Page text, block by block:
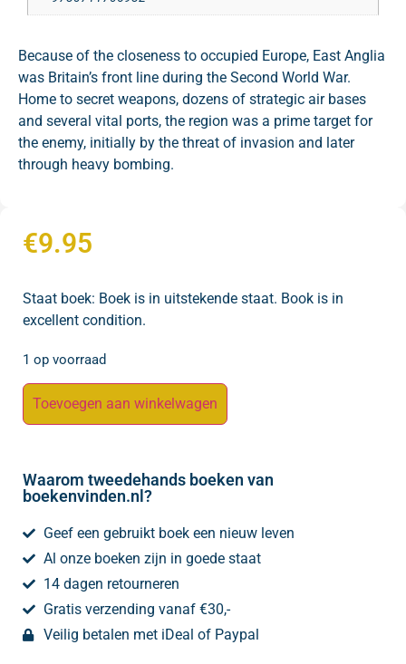
Because of the closeness to occupied Europe, East Anglia
was Britain’s front line during the Second World War.
Home to secret weapons, dozens of strategic air bases
and several vital ports, the region was a prime target for
the enemy, initially by the threat of invasion and later
through heavy bombing.
€9.95
Staat boek: Boek is in uitstekende staat. Book is in
excellent condition.
1 op voorraad
Toevoegen aan winkelwagen
Waarom tweedehands boeken van
boekenvinden.nl?
Geef een gebruikt boek een nieuw leven
Al onze boeken zijn in goede staat
14 dagen retourneren
Gratis verzending vanaf €30,-
Veilig betalen met iDeal of Paypal